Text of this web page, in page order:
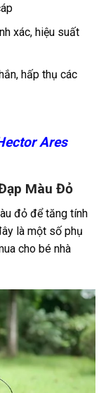
xác, hiệu suất
hấp thụ các
Ares
Màu Đỏ
đỏ để tăng tính
là một số phụ
cho bé nhà